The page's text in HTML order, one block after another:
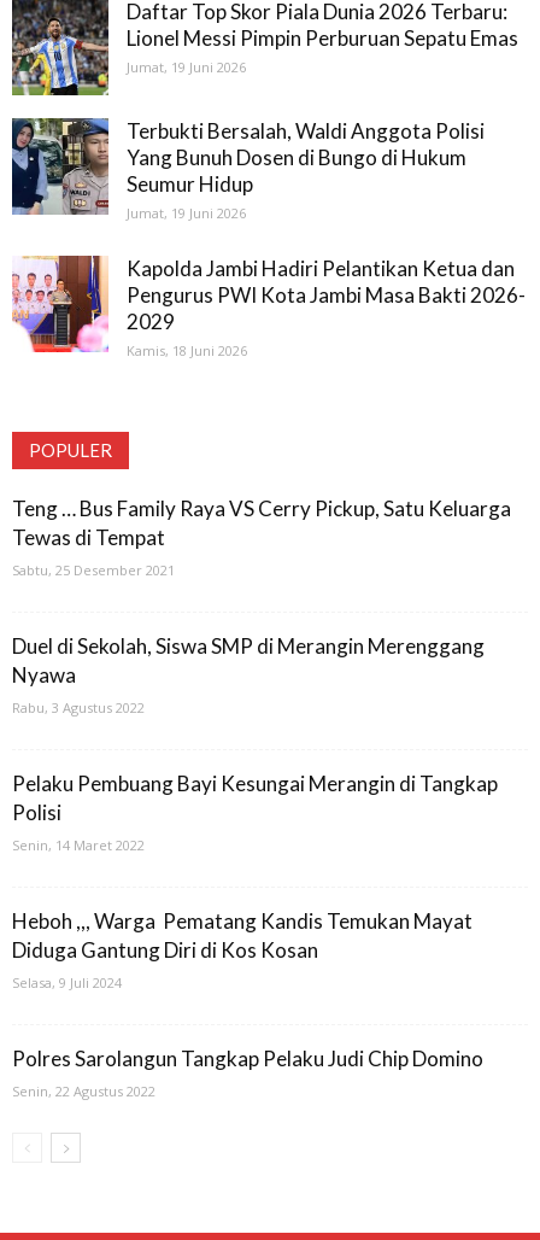
Daftar Top Skor Piala Dunia 2026 Terbaru:
Lionel Messi Pimpin Perburuan Sepatu Emas
Jumat, 19 Juni 2026
Terbukti Bersalah, Waldi Anggota Polisi
Yang Bunuh Dosen di Bungo di Hukum
Seumur Hidup
Jumat, 19 Juni 2026
Kapolda Jambi Hadiri Pelantikan Ketua dan
Pengurus PWI Kota Jambi Masa Bakti 2026-
2029
Kamis, 18 Juni 2026
POPULER
Teng … Bus Family Raya VS Cerry Pickup, Satu Keluarga
Tewas di Tempat
Sabtu, 25 Desember 2021
Duel di Sekolah, Siswa SMP di Merangin Merenggang
Nyawa
Rabu, 3 Agustus 2022
Pelaku Pembuang Bayi Kesungai Merangin di Tangkap
Polisi
Senin, 14 Maret 2022
Heboh ,,, Warga Pematang Kandis Temukan Mayat
Diduga Gantung Diri di Kos Kosan
Selasa, 9 Juli 2024
Polres Sarolangun Tangkap Pelaku Judi Chip Domino
Senin, 22 Agustus 2022